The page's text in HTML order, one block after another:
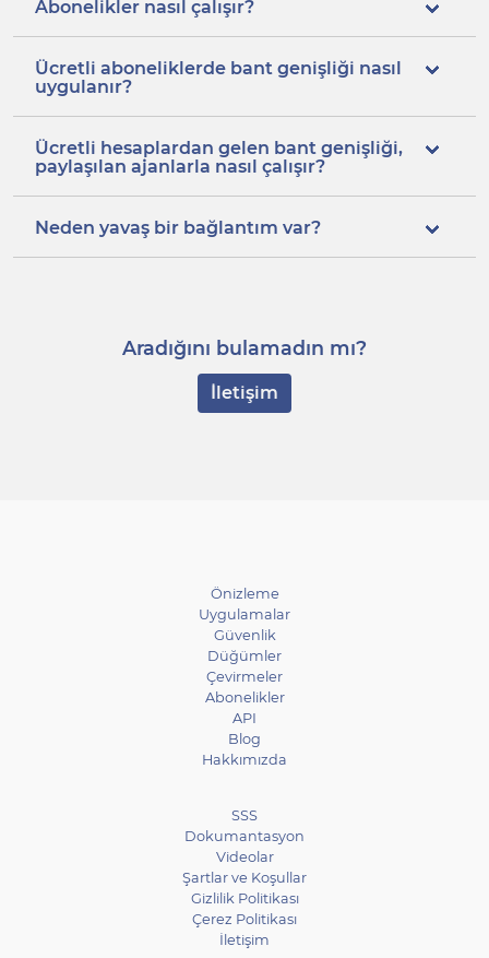
Abonelikler nasıl çalışır?
Ücretli aboneliklerde bant genişliği nasıl
uygulanır?
Ücretli hesaplardan gelen bant genişliği,
paylaşılan ajanlarla nasıl çalışır?
Neden yavaş bir bağlantım var?
Aradığını bulamadın mı?
İletişim
Önizleme
Uygulamalar
Güvenlik
Düğümler
Çevirmeler
Abonelikler
API
Blog
Hakkımızda
SSS
Dokumantasyon
Videolar
Şartlar ve Koşullar
Gizlilik Politikası
Çerez Politikası
İletişim